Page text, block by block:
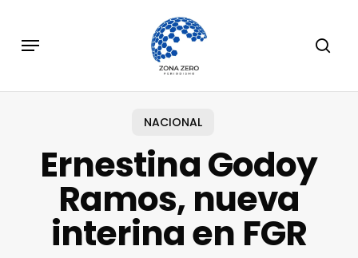
main
Menu
NACIONAL
Ernestina Godoy
Ramos, nueva
interina en FGR